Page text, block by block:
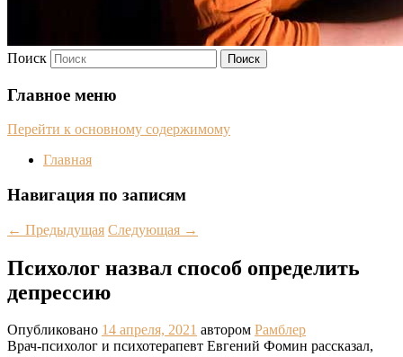
Поиск
Главное меню
Перейти к основному содержимому
Главная
Навигация по записям
← Предыдущая Следующая →
Психолог назвал способ определить
депрессию
Опубликовано 14 апреля, 2021 автором Рамблер
Врач-психолог и психотерапевт Евгений Фомин рассказал,